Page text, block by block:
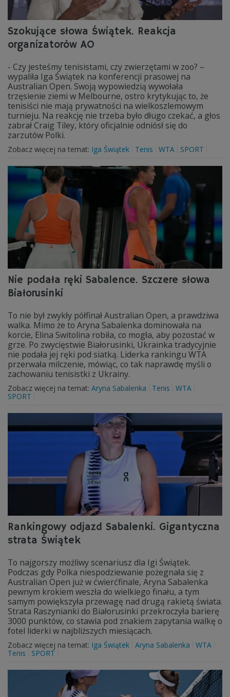
Szokujące słowa Świątek. Reakcja
organizatorów AO
- Czy jesteśmy tenisistami, czy zwierzętami w zoo? –
wypaliła Iga Świątek na konferencji prasowej na
Australian Open. Swoją wypowiedzią wywołała
trzęsienie ziemi w Melbourne, ostro krytykując to, że
tenisiści nie mają prywatności na wielkoszlemowym
turnieju. Na reakcję nie trzeba było długo czekać, a głos
zabrał Craig Tiley, który oficjalnie odniósł się do
zarzutów Polki.
Zobacz więcej na temat: Iga Świątek Tenis WTA SPORT
Nie podała ręki Sabalence. Szczere słowa
Białorusinki
To nie był zwykły półfinał Australian Open, a prawdziwa
walka. Mimo że to Aryna Sabalenka dominowała na
korcie, Elina Switolina robiła, co mogła, aby pozostać w
grze. Po zwycięstwie Białorusinki, Ukrainka tradycyjnie
nie podała jej ręki pod siatką. Liderka rankingu WTA
przerwała milczenie, mówiąc, co tak naprawdę myśli o
zachowaniu tenisistki z Ukrainy.
Zobacz więcej na temat: Aryna Sabalenka Tenis
WTA
SPORT
Rankingowy odjazd Sabalenki. Gigantyczna
strata Świątek
To najgorszy możliwy scenariusz dla Igi Świątek.
Podczas gdy Polka niespodziewanie pożegnała się z
Australian Open już w ćwierćfinale, Aryna Sabalenka
pewnym krokiem weszła do wielkiego finału, a tym
samym powiększyła przewagę nad drugą rakietą świata.
Strata Raszynianki do Białorusinki przekroczyła barierę
3000 punktów, co stawia pod znakiem zapytania walkę o
fotel liderki w najbliższych miesiącach.
Zobacz więcej na temat: Iga Świątek Aryna Sabalenka
WTA
Tenis
SPORT